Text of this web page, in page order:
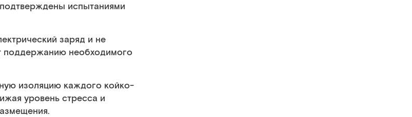
испытаниями
заряд и не
поддержанию необходимого
изоляцию каждого койко-
уровень стресса и